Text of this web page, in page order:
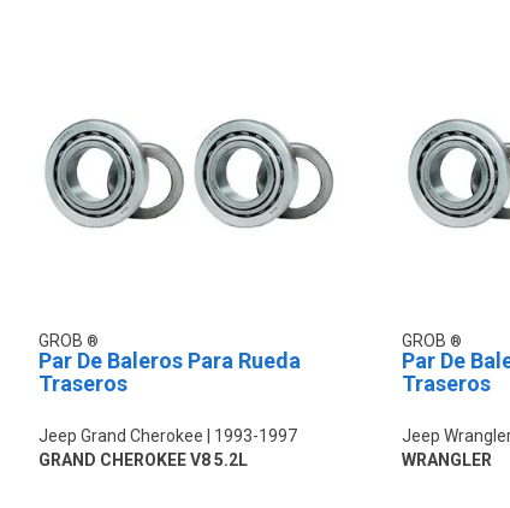
GROB
Par De Baleros Para Rueda
Traseros
Jeep Grand Cherokee
1993-1997
GRAND CHEROKEE V8 5.2L
GROB
Par De
Traseros
Jeep
WRANGLER